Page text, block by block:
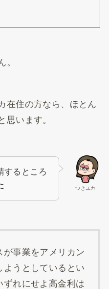
。
在住の方なら、ほとん
思います。
つきユカ
するところ
が事業をアメリカン
ようとしているとい
ずれにせよ高金利は